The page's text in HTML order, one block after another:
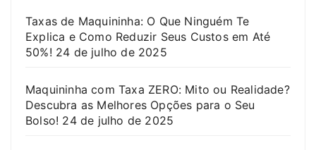
Taxas de Maquininha: O Que Ninguém Te
Explica e Como Reduzir Seus Custos em Até
50%! 24 de julho de 2025
Maquininha com Taxa ZERO: Mito ou Realidade?
Descubra as Melhores Opções para o Seu
Bolso! 24 de julho de 2025